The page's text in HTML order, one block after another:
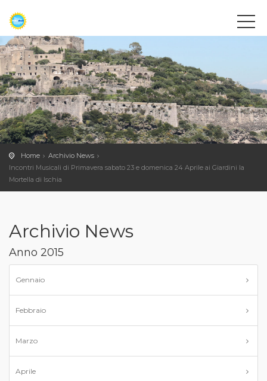
Home
Archivio News
Incontri Musicali di Primavera sabato 23 e domenica 24 Aprile ai Giardini la
Mortella di Ischia
Archivio News
Anno 2015
Gennaio
Febbraio
Marzo
Aprile